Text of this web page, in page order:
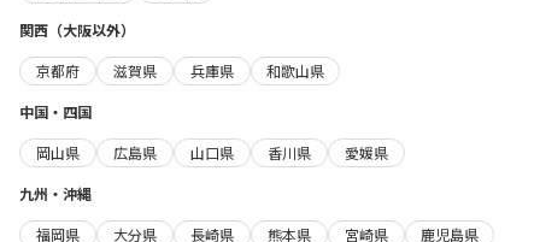
関西（大阪以外）
京都府
滋賀県 兵庫県
和歌山県
中国・四国
岡山県
広島県 山口県 香川県
愛媛県
九州・沖縄
福岡県
大分県 長崎県 熊本県 宮崎県
鹿児島県